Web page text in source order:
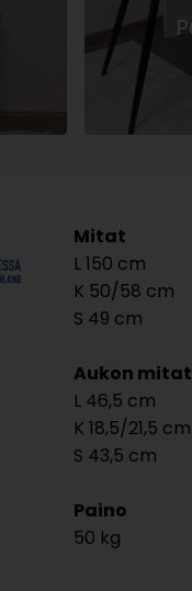
Mitat
150
50/58
49
Aukon mitat
46,5
18,5/21,5
43,5
Paino
50 kg